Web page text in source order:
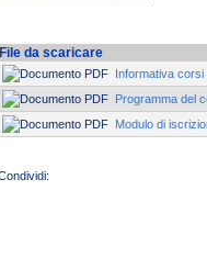
File da scaricare
Informativa
Programma del
Modulo di